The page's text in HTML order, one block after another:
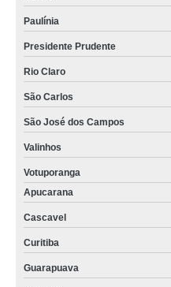
Paulínia
Presidente Prudente
Rio Claro
São Carlos
São José dos Campos
Valinhos
Votuporanga
Apucarana
Cascavel
Curitiba
Guarapuava